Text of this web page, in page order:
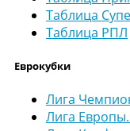
Таблица
Таблица РПЛ
Еврокубки
Лига
Лига